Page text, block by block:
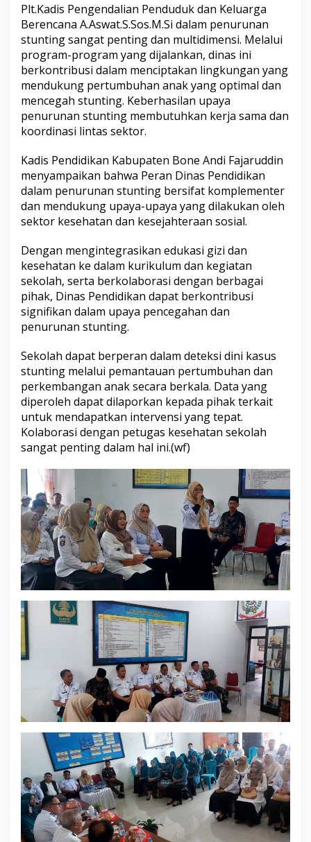
a
n
K
e
m
i
s
k
i
n
a
d
i
K
e
c
a
a
t
a
n
A
a
a
l
e
Plt.Kadis Pengendalian Penduduk dan Keluarga
Berencana A.Aswat.S.Sos.M.Si dalam penurunan
stunting sangat penting dan multidimensi. Melalui
program-program yang dijalankan, dinas ini
berkontribusi dalam menciptakan lingkungan yang
mendukung pertumbuhan anak yang optimal dan
mencegah stunting. Keberhasilan upaya
penurunan stunting membutuhkan kerja sama dan
koordinasi lintas sektor.
Kadis Pendidikan Kabupaten Bone Andi Fajaruddin
menyampaikan bahwa Peran Dinas Pendidikan
dalam penurunan stunting bersifat komplementer
dan mendukung upaya-upaya yang dilakukan oleh
sektor kesehatan dan kesejahteraan sosial.
Dengan mengintegrasikan edukasi gizi dan
kesehatan ke dalam kurikulum dan kegiatan
sekolah, serta berkolaborasi dengan berbagai
pihak, Dinas Pendidikan dapat berkontribusi
signifikan dalam upaya pencegahan dan
penurunan stunting.
Sekolah dapat berperan dalam deteksi dini kasus
stunting melalui pemantauan pertumbuhan dan
perkembangan anak secara berkala. Data yang
diperoleh dapat dilaporkan kepada pihak terkait
untuk mendapatkan intervensi yang tepat.
Kolaborasi dengan petugas kesehatan sekolah
sangat penting dalam hal ini.(wf)